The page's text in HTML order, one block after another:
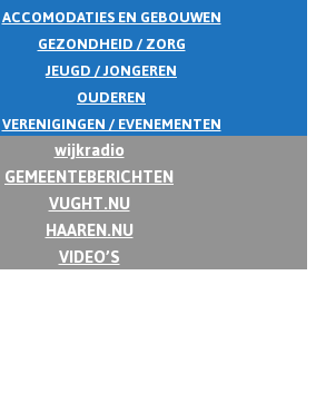
ACCOMODATIES EN GEBOUWEN
GEZONDHEID / ZORG
JEUGD / JONGEREN
OUDEREN
VERENIGINGEN / EVENEMENTEN
wijkradio
GEMEENTEBERICHTEN
VUGHT.NU
HAAREN.NU
VIDEO’S